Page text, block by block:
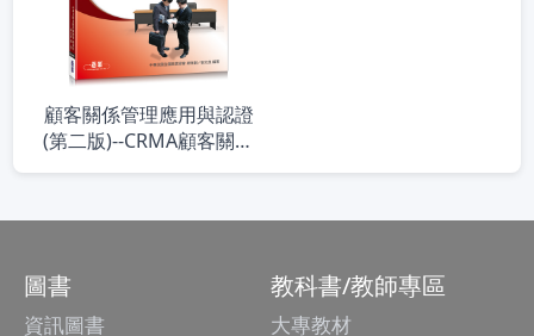
顧客關係管理應用與認證
(第二版)--CRMA顧客關係
管理助理管理師認證指定
圖書
資訊圖書
教科書/教師專區
大專教材